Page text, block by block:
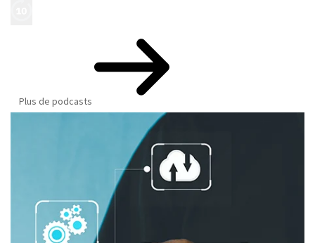
Plus de podcasts